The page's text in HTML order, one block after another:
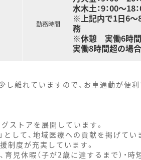
勤務時間
水木土：9：00～18
※上記内で1日6～
務
※休憩 実働6時間
実働8時間超の場
離れていますので、お車通勤が便利
ストアを展開しています。
して、地域医療への貢献を掲げてい
制度が充実しています。
児休暇（子が2歳に達するまで）・時